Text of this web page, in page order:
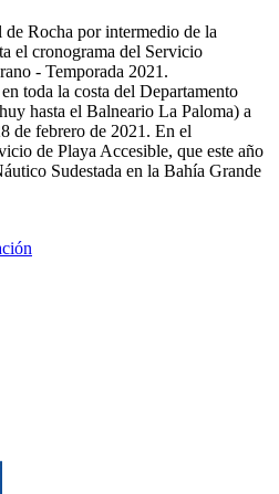
Rocha por intermedio de la
el cronograma del Servicio
- Temporada 2021.
toda la costa del Departamento
hasta el Balneario La Paloma) a
de febrero de 2021. En el
de Playa Accesible, que este año
Sudestada en la Bahía Grande